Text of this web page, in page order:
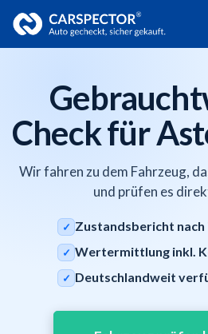
Check für
Wir fahren zu dem Fahrzeug,
und prüfen es
✓ Zustandsbericht nach
✓ Wertermittlung inkl.
✓ Deutschlandweit